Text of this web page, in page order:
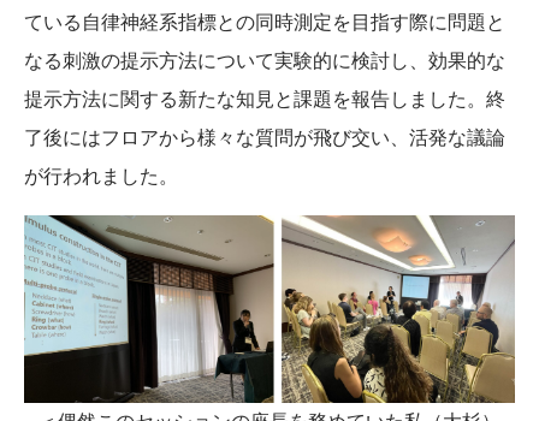
ている自律神経系指標との同時測定を目指す際に問題と
なる刺激の提示方法について実験的に検討し、効果的な
提示方法に関する新たな知見と課題を報告しました。終
了後にはフロアから様々な質問が飛び交い、活発な議論
が行われました。